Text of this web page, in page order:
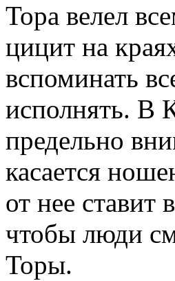
Тора велел
цицит на
вспоминать
исполнять. В
предельно
касается
от нее ставит
чтобы люди
Торы.